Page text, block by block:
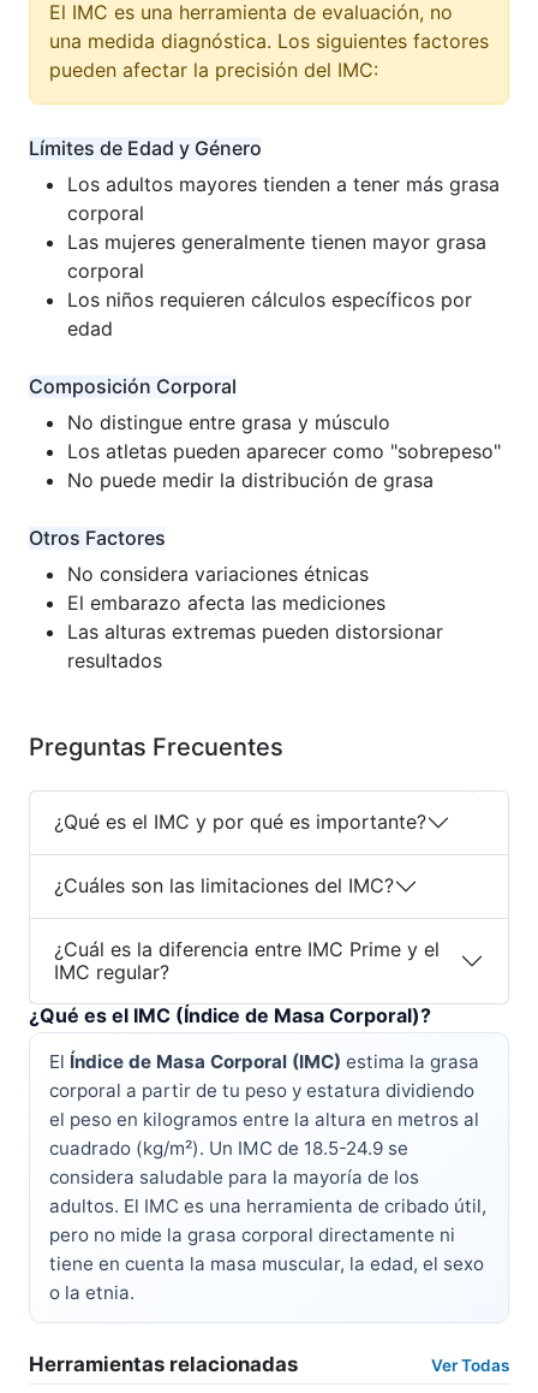
El IMC es una herramienta de evaluación, no
una medida diagnóstica. Los siguientes factores
pueden afectar la precisión del IMC:
Límites de Edad y Género
Los adultos mayores tienden a tener más grasa
corporal
Las mujeres generalmente tienen mayor grasa
corporal
Los niños requieren cálculos específicos por
edad
Composición Corporal
No distingue entre grasa y músculo
Los atletas pueden aparecer como "sobrepeso"
No puede medir la distribución de grasa
Otros Factores
No considera variaciones étnicas
El embarazo afecta las mediciones
Las alturas extremas pueden distorsionar
resultados
Preguntas Frecuentes
¿Qué es el IMC y por qué es importante?
¿Cuáles son las limitaciones del IMC?
¿Cuál es la diferencia entre IMC Prime y el
IMC regular?
¿Qué es el IMC (Índice de Masa Corporal)?
El Índice de Masa Corporal (IMC) estima la grasa
corporal a partir de tu peso y estatura dividiendo
el peso en kilogramos entre la altura en metros al
cuadrado (kg/m²). Un IMC de 18.5-24.9 se
considera saludable para la mayoría de los
adultos. El IMC es una herramienta de cribado útil,
pero no mide la grasa corporal directamente ni
tiene en cuenta la masa muscular, la edad, el sexo
o la etnia.
Herramientas relacionadas Ver Todas